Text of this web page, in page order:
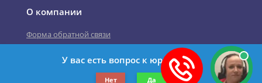
О компании
Форма обратной связи
©2019-2026 Все права защищены.
У вас есть вопрос к юристу?
Нет Да